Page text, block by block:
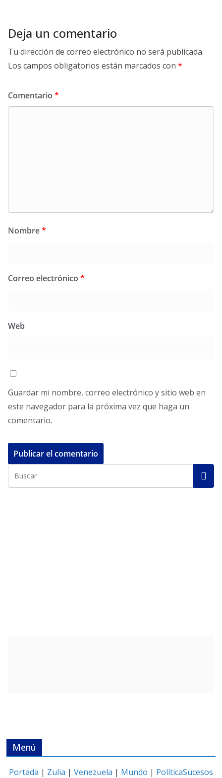
Deja un comentario
Tu dirección de correo electrónico no será publicada.
Los campos obligatorios están marcados con *
Comentario *
Nombre*
Correo electrónico *
Web
Guardar mi nombre, correo electrónico y sitio web en
este navegador para la próxima vez que haga un
comentario.
Menú
Portada | Zulia | Venezuela | Mundo | PolíticaSucesos